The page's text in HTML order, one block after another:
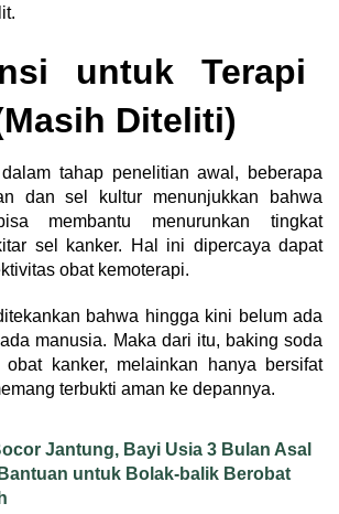
untuk Terapi
Diteliti)
tahap penelitian awal, beberapa
dan sel kultur menunjukkan bahwa
membantu menurunkan tingkat
sel kanker. Hal ini dipercaya dapat
obat kemoterapi.
bahwa hingga kini belum ada
manusia. Maka dari itu, baking soda
obat kanker, melainkan hanya bersifat
terbukti aman ke depannya.
Jantung, Bayi Usia 3 Bulan Asal
untuk Bolak-balik Berobat